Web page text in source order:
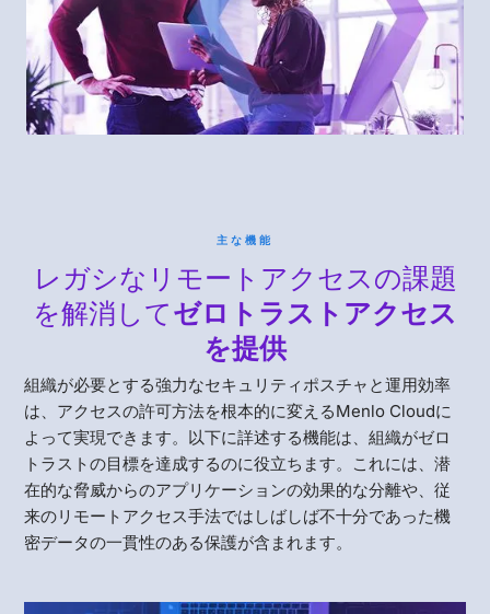
主な機能
レガシなリモートアクセスの課題
を解消してゼロトラストアクセス
を提供
組織が必要とする強力なセキュリティポスチャと運用効率
は、アクセスの許可方法を根本的に変えるMenlo Cloudに
よって実現できます。以下に詳述する機能は、組織がゼロ
トラストの目標を達成するのに役立ちます。これには、潜
在的な脅威からのアプリケーションの効果的な分離や、従
来のリモートアクセス手法ではしばしば不十分であった機
密データの一貫性のある保護が含まれます。